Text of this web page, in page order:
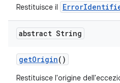
Restituisce il
abstract String
getOrigin()
Restituisce l'origine